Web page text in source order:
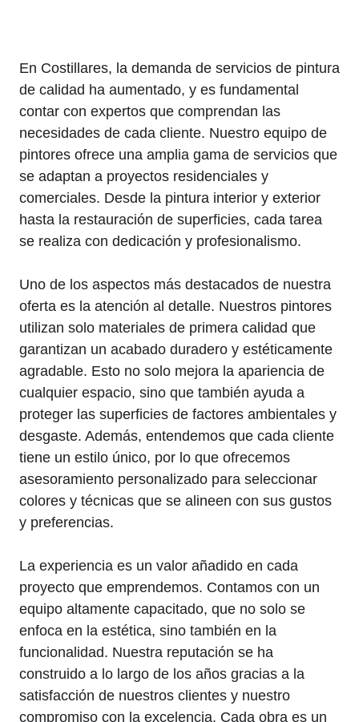
En Costillares, la demanda de servicios de pintura
de calidad ha aumentado, y es fundamental
contar con expertos que comprendan las
necesidades de cada cliente. Nuestro equipo de
pintores ofrece una amplia gama de servicios que
se adaptan a proyectos residenciales y
comerciales. Desde la pintura interior y exterior
hasta la restauración de superficies, cada tarea
se realiza con dedicación y profesionalismo.
Uno de los aspectos más destacados de nuestra
oferta es la atención al detalle. Nuestros pintores
utilizan solo materiales de primera calidad que
garantizan un acabado duradero y estéticamente
agradable. Esto no solo mejora la apariencia de
cualquier espacio, sino que también ayuda a
proteger las superficies de factores ambientales y
desgaste. Además, entendemos que cada cliente
tiene un estilo único, por lo que ofrecemos
asesoramiento personalizado para seleccionar
colores y técnicas que se alineen con sus gustos
y preferencias.
La experiencia es un valor añadido en cada
proyecto que emprendemos. Contamos con un
equipo altamente capacitado, que no solo se
enfoca en la estética, sino también en la
funcionalidad. Nuestra reputación se ha
construido a lo largo de los años gracias a la
satisfacción de nuestros clientes y nuestro
compromiso con la excelencia. Cada obra es un